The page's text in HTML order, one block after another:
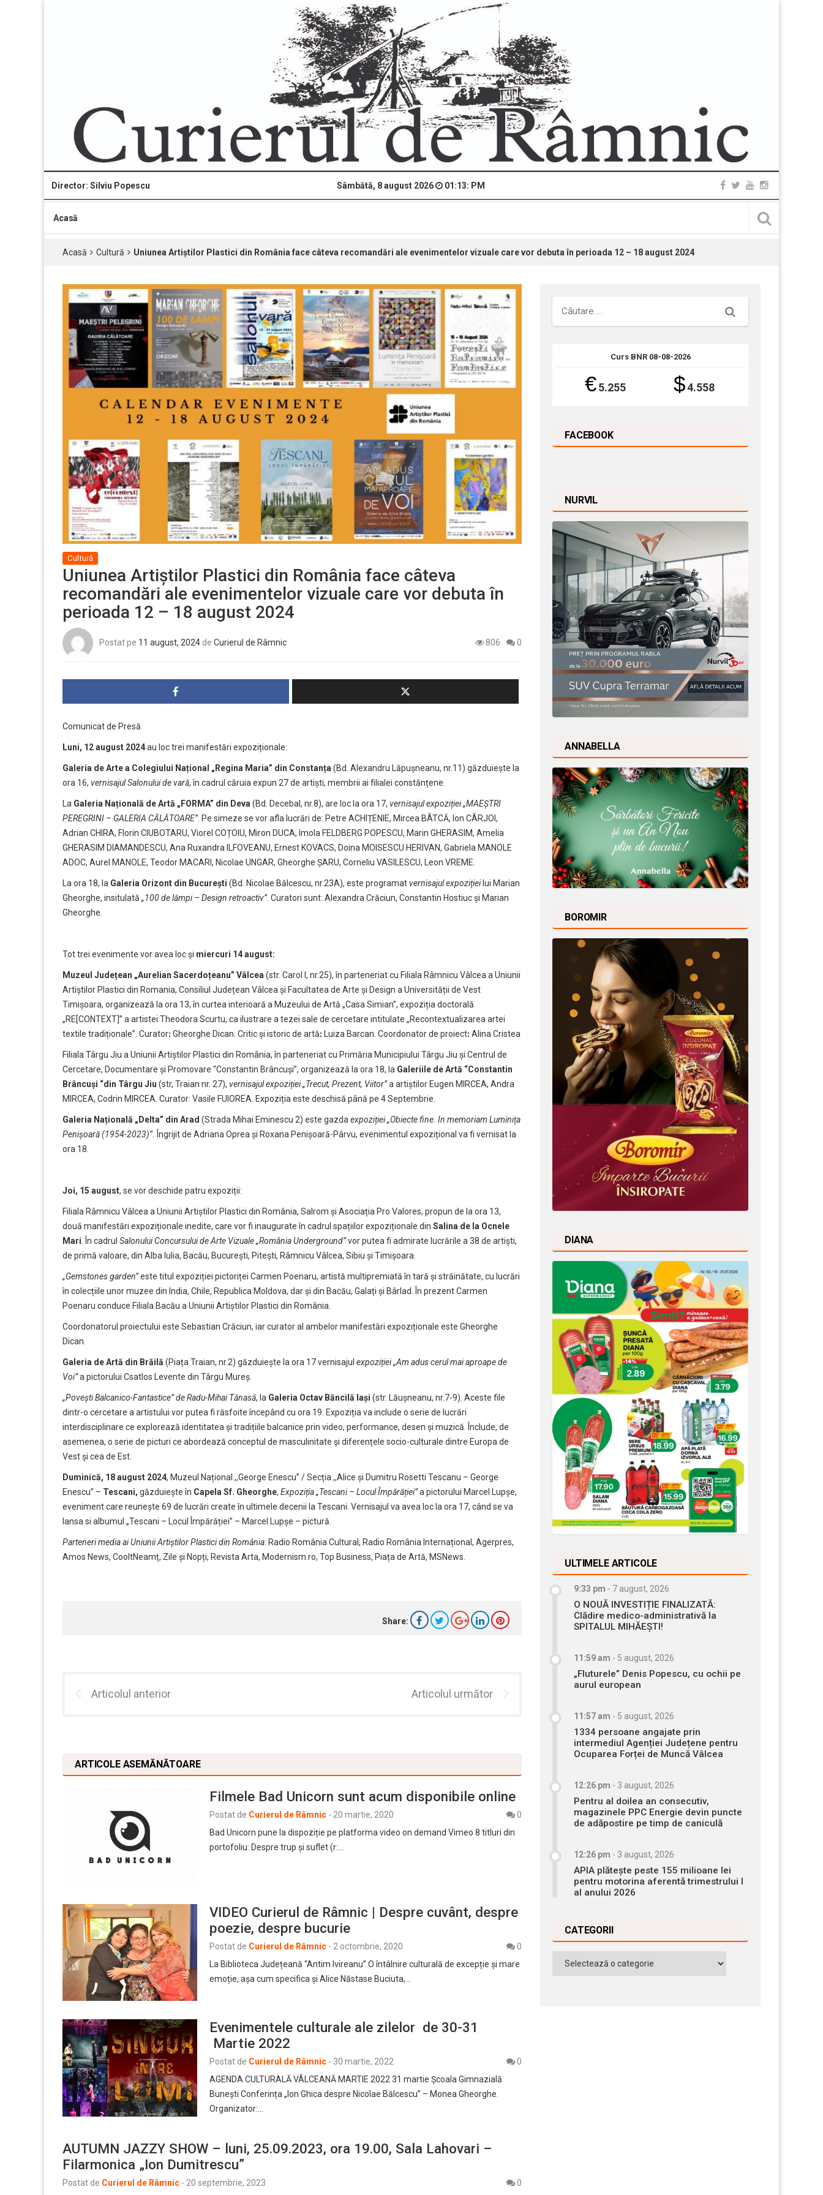
Director: Silviu Popescu Sâmbătă, 8 august 2026 01:13: PM
Acasă
Acasă Cultură Uniunea Artiștilor Plastici din România face câteva recomandări ale evenimentelor vizuale care vor debuta în perioada 12 – 18 august 2024
Cultură
Uniunea Artiștilor Plastici din România face câteva
recomandări ale evenimentelor vizuale care vor debuta în
perioada 12 – 18 august 2024
Postat pe 11 august, 2024 de Curierul de Râmnic 806 0
Comunicat de Presă
Luni, 12 august 2024au loc trei manifestări expoziționale:
Galeria de Arte a Colegiului Național „Regina Maria” din Constanța (Bd. Alexandru Lăpușneanu, nr.11) găzduiește la
ora 16, vernisajul Salonului de vară, în cadrul căruia expun 27 de artiști, membrii ai filialei constănțene.
La Galeria Națională de Artă „FORMA” din Deva (Bd. Decebal, nr.8), are loc la ora 17, vernisajul expoziției „MAEȘTRI
PEREGRINI – GALERIA CĂLĂTOARE”. Pe simeze se vor afla lucrări de: Petre ACHIȚENIE, Mircea BÂTCĂ, Ion CÂRJOI,
Adrian CHIRA, Florin CIUBOTARU, Viorel COȚOIU, Miron DUCA, Imola FELDBERG POPESCU, Marin GHERASIM, Amelia
GHERASIM DIAMANDESCU, Ana Ruxandra ILFOVEANU, Ernest KOVACS, Doina MOISESCU HERIVAN, Gabriela MANOLE
ADOC, Aurel MANOLE, Teodor MACARI, Nicolae UNGAR, Gheorghe ȘARU, Corneliu VASILESCU, Leon VREME.
La ora 18, la Galeria Orizont din București (Bd. Nicolae Bălcescu, nr.23A), este programatvernisajul expozițieilui Marian
Gheorghe, insitulată „100 de lămpi – Design retroactiv”. Curatori sunt: Alexandra Crăciun, Constantin Hostiuc și Marian
Gheorghe.
Tot trei evenimente vor avea loc și miercuri 14 august:
Muzeul Județean „Aurelian Sacerdoțeanu” Vâlcea (str. Carol I, nr.25), în parteneriat cu Filiala Râmnicu Vâlcea a Uniunii
Artiștilor Plastici din Romania, Consiliul Județean Vâlcea și Facultatea de Arte și Design a Universității de Vest
Timișoara, organizează la ora 13, în curtea interioară a Muzeului de Artă „Casa Simian”, expoziția doctorală
„RE[CONTEXT]” a artistei Theodora Scurtu, ca ilustrare a tezei sale de cercetare intitulate „Recontextualizarea artei
textile tradiționale”. Curatorꓽ Gheorghe Dican. Critic și istoric de artăꓽ Luiza Barcan. Coordonator de proiectꓽ Alina Cristea
Filiala Târgu Jiu a Uniunii Artiștilor Plastici din România, în parteneriat cu Primăria Municipiului Târgu Jiu și Centrul de
Cercetare, Documentare și Promovare “Constantin Brâncuși”, organizează la ora 18, la Galeriile de Artă “Constantin
Brâncuși “din Târgu Jiu (str, Traian nr. 27), vernisajul expoziției „Trecut, Prezent, Viitor”a artiștilor Eugen MIRCEA, Andra
MIRCEA, Codrin MIRCEA. Curator: Vasile FUIOREA. Expoziția este deschisă până pe 4 Septembrie.
Galeria Națională „Delta” din Arad (Strada Mihai Eminescu 2) este gazda expoziției „Obiecte fine. In memoriam Luminița
Penișoară (1954-2023)”. Îngrijit de Adriana Oprea și Roxana Penișoară-Pârvu, evenimentul expozițional va fi vernisat la
ora 18.
Joi, 15 august, se vor deschide patru expoziții:
Filiala Râmnicu Vâlcea a Uniunii Artiștilor Plastici din România, Salrom și Asociația Pro Valores, propun de la ora 13,
două manifestări expoziționale inedite, care vor fi inaugurate în cadrul spațiilor expoziționale din Salina de la Ocnele
Mari . În cadrul Salonului Concursului de Arte Vizuale „România Underground”vor putea fi admirate lucrările a 38 de artiști,
de primă valoare, din Alba Iulia, Bacău, București, Pitești, Râmnicu Vâlcea, Sibiu și Timișoara.
„Gemstones garden”este titul expoziției pictoriței Carmen Poenaru, artistă multipremiată în tară și străinătate, cu lucrări
în colecțiile unor muzee din India, Chile, Republica Moldova, dar și din Bacău, Galați și Bârlad. În prezent Carmen
Poenaru conduce Filiala Bacău a Uniunii Artiștilor Plastici din România.
Coordonatorul proiectului este Sebastian Crăciun, iar curator al ambelor manifestări expoziționale este Gheorghe
Dican.
Galeria de Artă din Brăilă (Piața Traian, nr.2) găzduiește la ora 17 vernisajul expoziției „Am adus cerul mai aproape de
Voi”a pictorului Csatlos Levente din Târgu Mureș.
„Povești Balcanico-Fantastice” de Radu-Mihai Tănasă, la Galeria Octav Băncilă Iași (str. Lăușneanu, nr.7-9). Aceste file
dintr-o cercetare a artistului vor putea fi răsfoite începând cu ora 19. Expoziția va include o serie de lucrări
interdisciplinare ce explorează identitatea și tradițiile balcanice prin video, performance, desen și muzică. Înclude, de
asemenea, o serie de picturi ce abordează conceptul de masculinitate și diferențele socio-culturale dintre Europa de
Vest și cea de Est.
Duminică, 18 august 2024, Muzeul Național ,,George Enescu” / Secția ,,Alice și Dumitru Rosetti Tescanu – George
Enescu” – Tescani, găzduiește în Capela Sf. Gheorghe, Expoziția „Tescani – Locul Împărăției”a pictorului Marcel Lupșe,
eveniment care reunește 69 de lucrări create în ultimele decenii la Tescani. Vernisajul va avea loc la ora 17, când se va
lansa si albumul „Tescani – Locul Împărăției” – Marcel Lupșe – pictură.
Parteneri media ai Uniunii Artiștilor Plastici din România: Radio România Cultural, Radio România Internațional, Agerpres,
Amos News, CooltNeamț, Zile și Nopți, Revista Arta, Modernism.ro, Top Business, Piața de Artă, MSNews.
Share:
Articolul anterior Articolul următor
ARTICOLE ASEMĂNĂTOARE
Filmele Bad Unicorn sunt acum disponibile online
Postat de Curierul de Râmnic - 20 martie, 2020
0
Bad Unicorn pune la dispoziție pe platforma video on demand Vimeo 8 titluri din
portofoliu: Despre trup și suflet (r:…
VIDEO Curierul de Râmnic | Despre cuvânt, despre
poezie, despre bucurie
Postat de Curierul de Râmnic - 2 octombrie, 2020
0
La Biblioteca Județeană “Antim Ivireanu” O întâlnire culturală de excepție și mare
emoție, așa cum specifica și Alice Năstase Buciuta,…
Evenimentele culturale ale zilelor de 30-31
Martie 2022
Postat de Curierul de Râmnic - 30 martie, 2022
0
AGENDA CULTURALĂ VÂLCEANĂ MARTIE 2022 31 martie Școala Gimnazială
Bunești Conferința „Ion Ghica despre Nicolae Bălcescu” – Monea Gheorghe.
Organizator:…
AUTUMN JAZZY SHOW – luni, 25.09.2023, ora 19.00, Sala Lahovari –
Filarmonica „Ion Dumitrescu”
Postat de Curierul de Râmnic - 20 septembrie, 2023 0
Căutare
Curs BNR 08-08-2026
€ 5.255 $4.558
FACEBOOK
NURVIL
ANNABELLA
BOROMIR
DIANA
ULTIMELE ARTICOLE
9:33 pm - 7 august, 2026
O NOUĂ INVESTIȚIE FINALIZATĂ:
Clădire medico-administrativă la
SPITALUL MIHĂEȘTI!
11:59 am - 5 august, 2026
„Fluturele” Denis Popescu, cu ochii pe
aurul european
11:57 am - 5 august, 2026
1334 persoane angajate prin
intermediul Agenției Județene pentru
Ocuparea Forței de Muncă Vâlcea
12:26 pm - 3 august, 2026
Pentru al doilea an consecutiv,
magazinele PPC Energie devin puncte
de adăpostire pe timp de caniculă
12:26 pm - 3 august, 2026
APIA plătește peste 155 milioane lei
pentru motorina aferentă trimestrului I
al anului 2026
CATEGORII
Categorii